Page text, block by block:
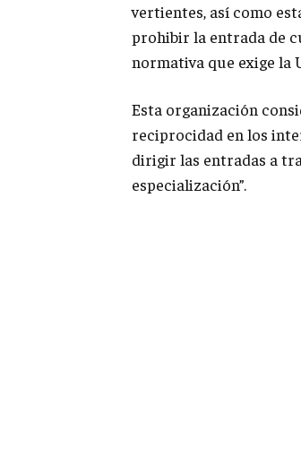
vertientes, así como
prohibir la entrada de
normativa que exige la
Esta organización
reciprocidad en los
dirigir las entradas a
especialización”.